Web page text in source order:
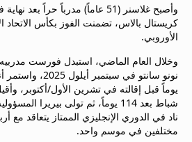
إلى
قائمة
الإخبارية
اتصل بنا
beIN CONNECT
beIN MEDIA GROUP
ترددات beIN SPORTS
وأصبح غلاسنر (51 عاماً) مدرباً حراً
كريستال بالاس، تضمنت الفوز بكأس الاتحاد
الأوروبي.
وخلال العام الماضي، استبدل فورست
يوماً قبل إقالته في تشرين الأول/أكتوبر،
شباط بعد 114 يوماً، ثم تولى
ناد في الدوري الإنجليزي الممتاز يتعاقد مع
مختلفين في موسم واحد.